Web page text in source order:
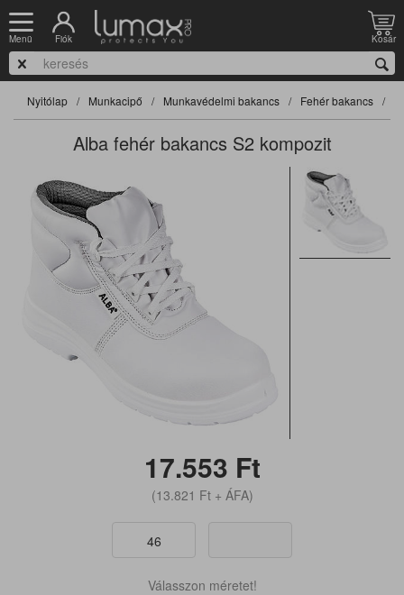
Menü Fiók Kosár
Nyitólap Munkacipő Munkavédelmi bakancs Fehér bakancs
Alba fehér bakancs S2 kompozit
17.553 Ft
(13.821 Ft+ ÁFA)
46
Válasszon méretet!